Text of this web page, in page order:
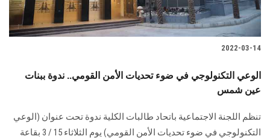
الدراسات العليا
الزائـرون
2022-03-14
الوعي التكنولوجي في ضوء تحديات الأمن القومي.. ندوة ببنات
عين شمس
تنظم اللجنة الاجتماعية باتحاد طالبات الكلية ندوة تحت عنوان (الوعي
التكنولوجي في ضوء تحديات الأمن القومي) يوم الثلاثاء 15 / 3 بقاعة